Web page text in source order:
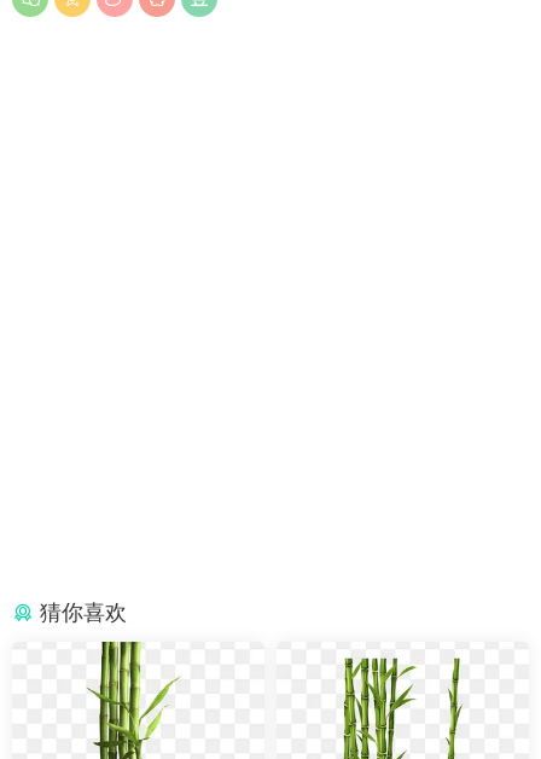
猜你喜欢